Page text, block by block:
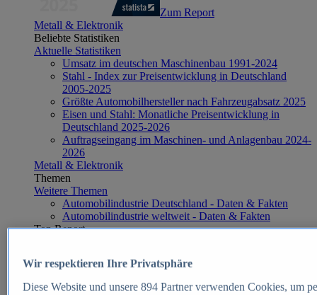
Zum Report
Metall & Elektronik
Beliebte Statistiken
Aktuelle Statistiken
Umsatz im deutschen Maschinenbau 1991-2024
Stahl - Index zur Preisentwicklung in Deutschland
2005-2025
Größte Automobilhersteller nach Fahrzeugabsatz 2025
Eisen und Stahl: Monatliche Preisentwicklung in
Deutschland 2025-2026
Auftragseingang im Maschinen- und Anlagenbau 2024-
2026
Metall & Elektronik
Themen
Weitere Themen
Automobilindustrie Deutschland - Daten & Fakten
Automobilindustrie weltweit - Daten & Fakten
Top Report
Wir respektieren Ihre Privatsphäre
Diese Website und unsere 894Partner verwenden Cookies, um